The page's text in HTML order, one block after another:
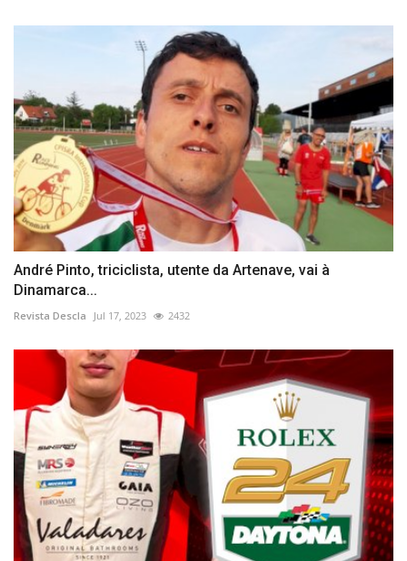
André Pinto, triciclista, utente da Artenave, vai à
Dinamarca...
Revista Descla Jul 17, 2023 2432